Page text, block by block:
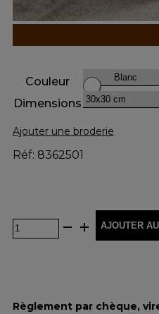
Couleur
Dimensions
Ajouter une broderie
Réf: 8362501
AJOUTER
Règlement par chèque,